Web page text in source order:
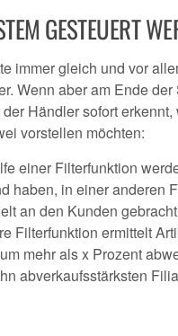
GESTEUERT
immer gleich und vor
Wenn aber am Ende
Händler sofort
vorstellen möchten:
einer Filterfunktion
haben, in einer anderen
an den Kunden
Filterfunktion ermittelt
mehr als x Prozent
abverkaufsstärksten